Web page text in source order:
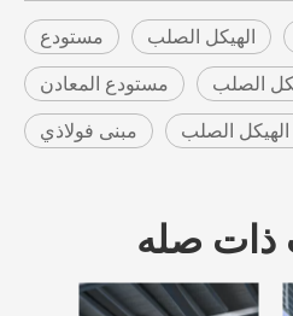
مستودع الهيكل الصلب
مستودع المعادن
الصلب
مبنى فولاذي
الصلب
ذات صله